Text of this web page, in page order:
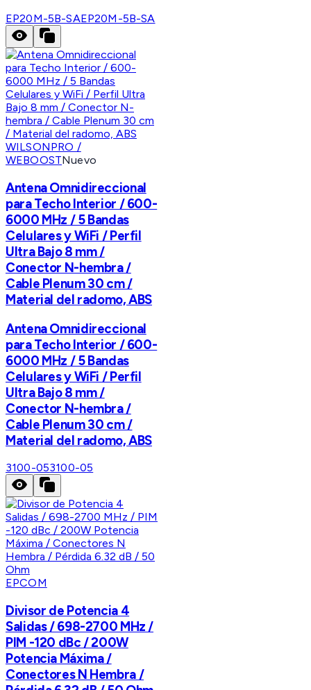
EP20M-5B-SAEP20M-5B-SA
WILSONPRO /
WEBOOSTNuevo
Antena Omnidireccional
para Techo Interior / 600-
6000 MHz / 5 Bandas
Celulares y WiFi / Perfil
Ultra Bajo 8 mm /
Conector N-hembra /
Cable Plenum 30 cm /
Material del radomo, ABS
Antena Omnidireccional
para Techo Interior / 600-
6000 MHz / 5 Bandas
Celulares y WiFi / Perfil
Ultra Bajo 8 mm /
Conector N-hembra /
Cable Plenum 30 cm /
Material del radomo, ABS
3100-053100-05
EPCOM
Divisor de Potencia 4
Salidas / 698-2700 MHz /
PIM -120 dBc / 200W
Potencia Máxima /
Conectores N Hembra /